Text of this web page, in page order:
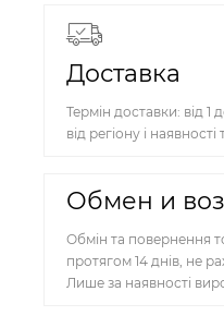
Доставка
Термін доставки: від 1
від регіону і
Обмен и
Обмін та повернення
протягом 14 днів, не
Лише за наявності